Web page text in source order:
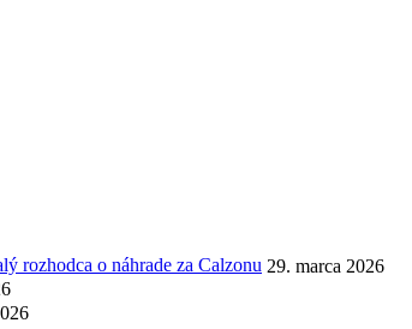
rozhodca o náhrade za Calzonu 29. marca 2026